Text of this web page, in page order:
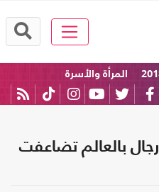
المرأة والأسرة
منظمة: ثروة أغنى 10 رجال بالعالم تضاعفت